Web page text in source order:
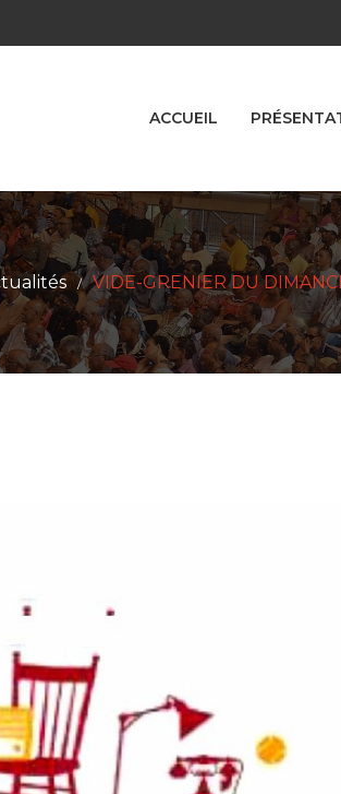
ACCUEIL
/ VIDE-GRENIER DU